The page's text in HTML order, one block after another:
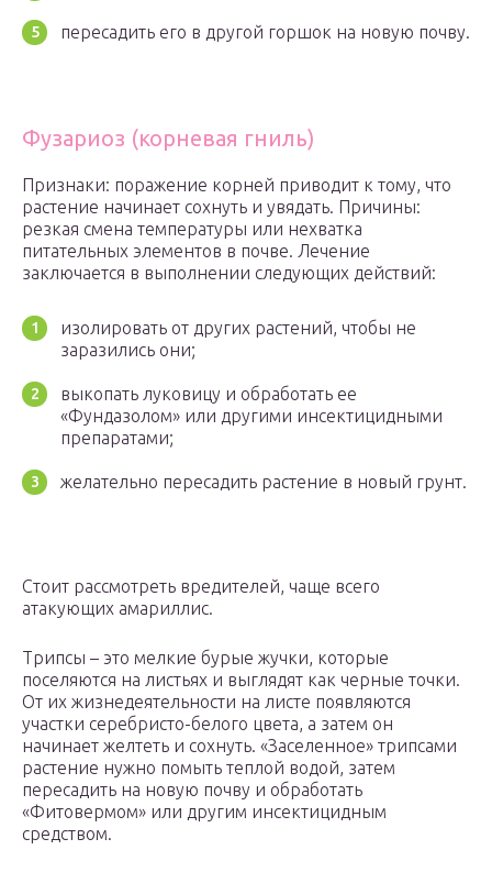
пересадить его в другой горшок на новую почву.
Фузариоз (корневая гниль)
Признаки: поражение корней приводит к тому, что
растение начинает сохнуть и увядать. Причины:
резкая смена температуры или нехватка
питательных элементов в почве. Лечение
заключается в выполнении следующих действий:
изолировать от других растений, чтобы не
заразились они;
выкопать луковицу и обработать ее
«Фундазолом» или другими инсектицидными
препаратами;
желательно пересадить растение в новый грунт.
Стоит рассмотреть вредителей, чаще всего
атакующих амариллис.
Трипсы – это мелкие бурые жучки, которые
поселяются на листьях и выглядят как черные точки.
От их жизнедеятельности на листе появляются
участки серебристо-белого цвета, а затем он
начинает желтеть и сохнуть. «Заселенное» трипсами
растение нужно помыть теплой водой, затем
пересадить на новую почву и обработать
«Фитовермом» или другим инсектицидным
средством.